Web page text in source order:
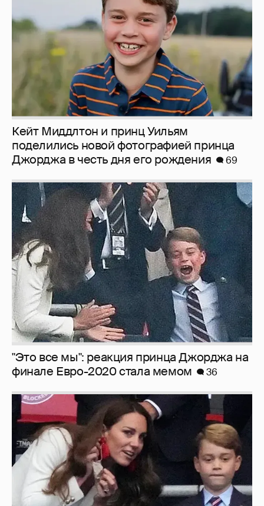
Кейт Миддлтон и принц Уильям
поделились новой фотографией принца
Джорджа в честь дня его рождения
69
"Это все мы": реакция принца Джорджа на
финале Евро-2020 стала мемом
36